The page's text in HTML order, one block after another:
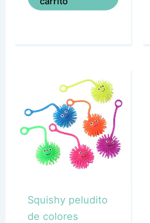
Squishy peludito
de colores